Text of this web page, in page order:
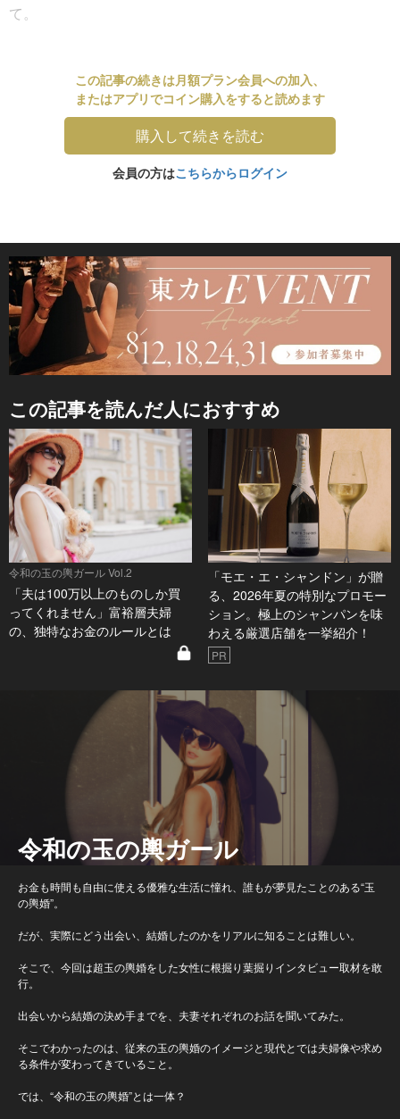
て。
この記事の続きは月額プラン会員への加入、
またはアプリでコイン購入をすると読めます
購入して続きを読む
会員の方はこちらからログイン
この記事を読んだ人におすすめ
令和の玉の輿ガール Vol.2
「夫は100万以上のものしか買
ってくれません」富裕層夫婦
の、独特なお金のルールとは
「モエ・エ・シャンドン」が贈
る、2026年夏の特別なプロモー
ション。極上のシャンパンを味
わえる厳選店舗を一挙紹介！
PR
令和の玉の輿ガール
お金も時間も自由に使える優雅な生活に憧れ、誰もが夢見たことのある“玉
の輿婚”。
だが、実際にどう出会い、結婚したのかをリアルに知ることは難しい。
そこで、今回は超玉の輿婚をした女性に根掘り葉掘りインタビュー取材を敢
行。
出会いから結婚の決め手までを、夫妻それぞれのお話を聞いてみた。
そこでわかったのは、従来の玉の輿婚のイメージと現代とでは夫婦像や求め
る条件が変わってきていること。
では、“令和の玉の輿婚”とは一体？